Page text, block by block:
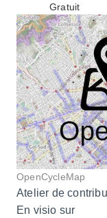
Gratuit
OpenCycleMap
Atelier de
En visio sur